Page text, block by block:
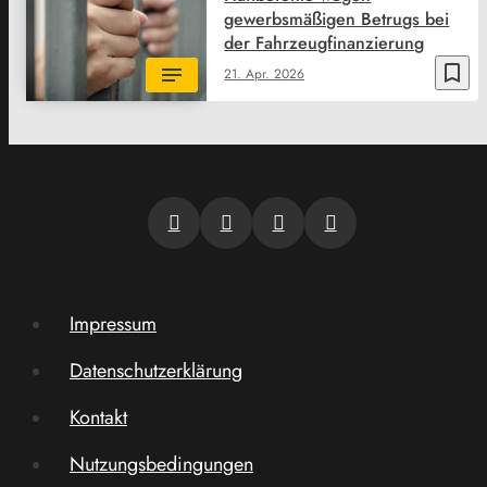
bookmark_border
21. Apr. 2026
gewerbsmäßigen Betrugs bei
der Fahrzeugfinanzierung
Impressum
Datenschutzerklärung
Kontakt
Nutzungsbedingungen